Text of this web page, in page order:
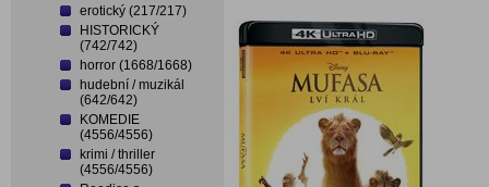
erotický (217/217)
HISTORICKÝ
(742/742)
horror (1668/1668)
hudební / muzikál
(642/642)
KOMEDIE
(4556/4556)
krimi / thriller
(4556/4556)